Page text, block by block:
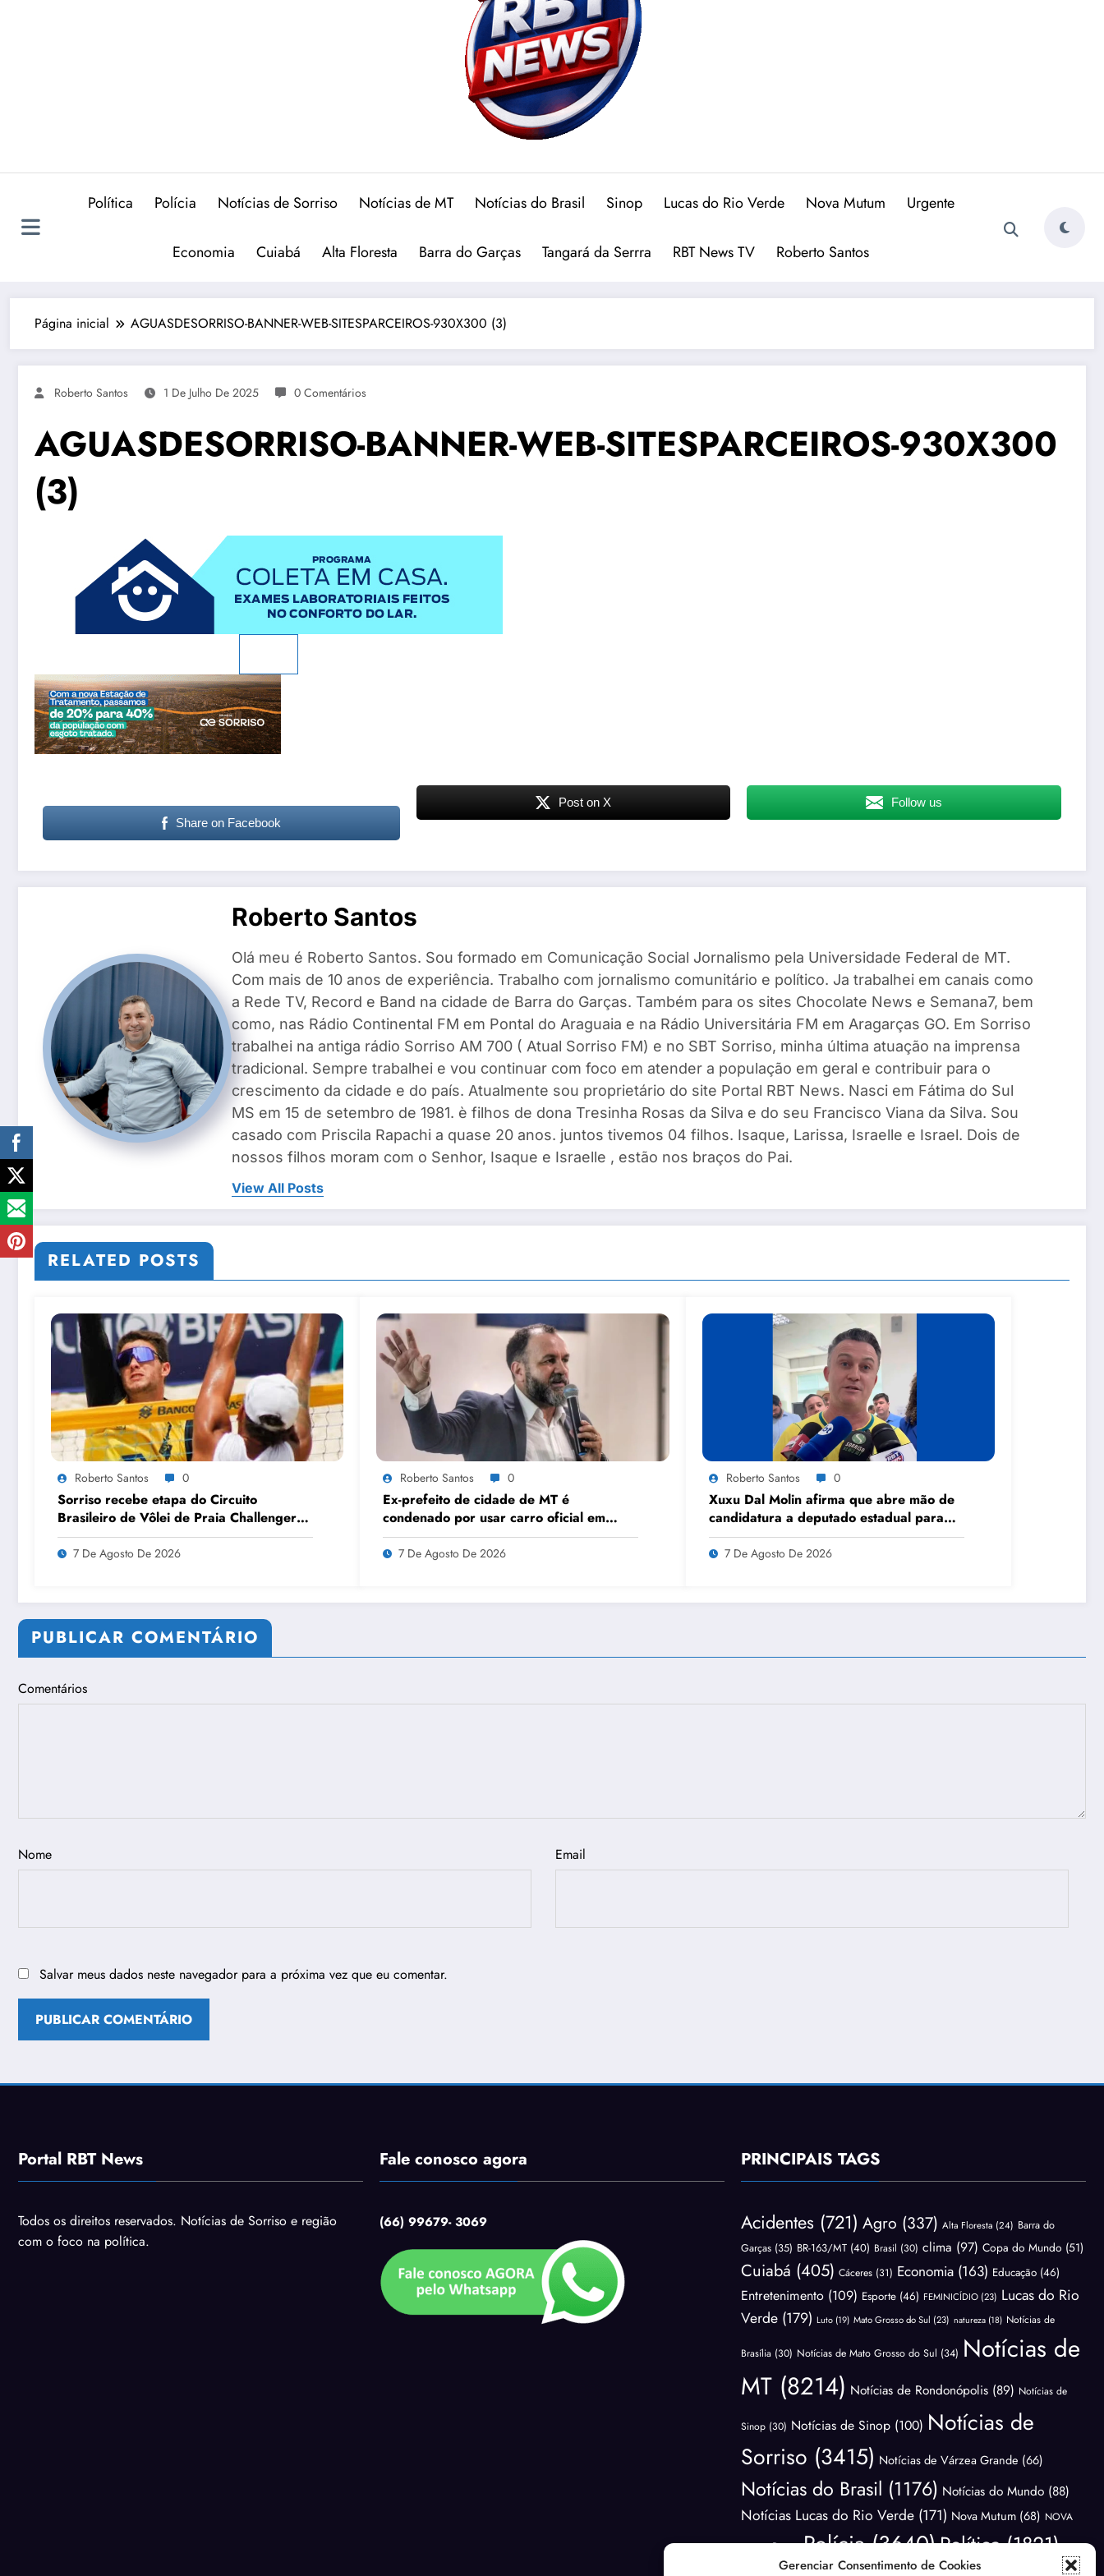
Gerenciar Consentimento de Cookies
Política Polícia Notícias de Sorriso Notícias de MT Notícias do Brasil Sinop Lucas do Rio Verde Nova Mutum Urgente
Economia Cuiabá Alta Floresta Barra do Garças Tangará da Serrra RBT News TV Roberto Santos
Página inicial AGUASDESORRISO-BANNER-WEB-SITESPARCEIROS-930X300 (3)
Roberto Santos 1 De Julho De 2025 0 Comentários
AGUASDESORRISO-BANNER-WEB-SITESPARCEIROS-930X300
(3)
Share on Facebook
Post on X Follow us
Roberto Santos
Olá meu é Roberto Santos. Sou formado em Comunicação Social Jornalismo pela Universidade Federal de MT.
Com mais de 10 anos de experiência. Trabalho com jornalismo comunitário e político. Ja trabalhei em canais como
a Rede TV, Record e Band na cidade de Barra do Garças. Também para os sites Chocolate News e Semana7, bem
como, nas Rádio Continental FM em Pontal do Araguaia e na Rádio Universitária FM em Aragarças GO. Em Sorriso
trabalhei na antiga rádio Sorriso AM 700 ( Atual Sorriso FM) e no SBT Sorriso, minha última atuação na imprensa
tradicional. Sempre trabalhei e vou continuar com foco em atender a população em geral e contribuir para o
crescimento da cidade e do país. Atualmente sou proprietário do site Portal RBT News. Nasci em Fátima do Sul
MS em 15 de setembro de 1981. è filhos de dona Tresinha Rosas da Silva e do seu Francisco Viana da Silva. Sou
casado com Priscila Rapachi a quase 20 anos. juntos tivemos 04 filhos. Isaque, Larissa, Israelle e Israel. Dois de
nossos filhos moram com o Senhor, Isaque e Israelle , estão nos braços do Pai.
View All Posts
RELATED POSTS
Roberto Santos 0
Sorriso recebe etapa do Circuito
Brasileiro de Vôlei de Praia Challenger
pela primeira vez
7 De Agosto De 2026
Roberto Santos 0
Ex-prefeito de cidade de MT é
condenado por usar carro oficial em
viagem de carnaval
7 De Agosto De 2026
Roberto Santos 0
Xuxu Dal Molin afirma que abre mão de
candidatura a deputado estadual para
priorizar projeto político nacional
7 De Agosto De 2026
PUBLICAR COMENTÁRIO
Comentários
Nome Email
Salvar meus dados neste navegador para a próxima vez que eu comentar.
Portal RBT News
Todos os direitos reservados. Notícias de Sorriso e região
com o foco na política.
Fale conosco agora
(66) 99679- 3069
PRINCIPAIS TAGS
Acidentes (721) Agro (337) Alta Floresta (24) Barra do
Garças (35) BR-163/MT (40) Brasil (30) clima (97) Copa do Mundo (51)
Cuiabá (405) Cáceres (31) Economia (163) Educação (46)
Entretenimento (109) Esporte (46) FEMINICÍDIO (23) Lucas do Rio
Verde (179) Luto (19) Mato Grosso do Sul (23) natureza (18) Notícias de
Brasília (30) Notícias de Mato Grosso do Sul (34) Notícias de
MT (8214) Notícias de Rondonópolis (89) Notícias de
Sinop (30) Notícias de Sinop (100) Notícias de
Sorriso (3415) Notícias de Várzea Grande (66)
Notícias do Brasil (1176) Notícias do Mundo (88)
Notícias Lucas do Rio Verde (171) Nova Mutum (68) NOVA
UBIRATÃ(29) Polícia(3640)Política(1821)